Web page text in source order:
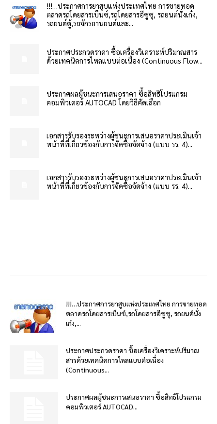
!!!…ประกาศการยาสูบแห่งประเทศไทย การขายทอด
ตลาดรถโดยสารเบ็นซ์,รถโดยสารอีซูซุ, รถยนต์นั่งเก๋ง,
รถยนต์ตู้,รถจักรยานยนต์และ...
ประกาศประกวดราคา ซื้อเครื่องวิเคราะห์ปริมาณสาร
ด้วยเทคนิคการไหลแบบต่อเนื่อง (Continuous Flow...
ประกาศผลผู้ชนะการเสนอราคา ซื้อสิทธิโปรแกรม
คอมพิวเตอร์ AUTOCAD โดยวิธีคัดเลือก
เอกสารรับรองระหว่างผู้ชนะการเสนอราคาประเมินเจ้า
หน้าที่ที่เกี่ยวข้องกับการจัดซื้อจัดจ้าง (แบบ รร. 4)...
เอกสารรับรองระหว่างผู้ชนะการเสนอราคาประเมินเจ้า
หน้าที่ที่เกี่ยวข้องกับการจัดซื้อจัดจ้าง (แบบ รร. 4)...
!!!…ประกาศการยาสูบแห่งประเทศไทย การขายทอด
ตลาดรถโดยสารเบ็นซ์,รถโดยสารอีซูซุ, รถยนต์นั่ง
เก๋ง,...
ประกาศประกวดราคา ซื้อเครื่องวิเคราะห์ปริมาณ
สารด้วยเทคนิคการไหลแบบต่อเนื่อง
(Continuous...
ประกาศผลผู้ชนะการเสนอราคา ซื้อสิทธิโปรแกรม
คอมพิวเตอร์ AUTOCAD...